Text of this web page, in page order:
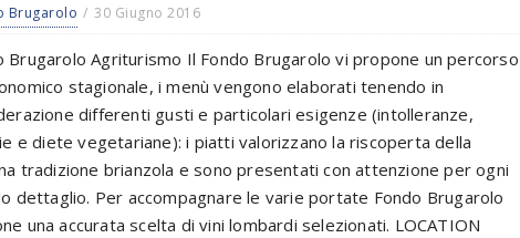
Brugarolo 30 Giugno 2016
Brugarolo Agriturismo Il Fondo Brugarolo vi propone un percorso
stagionale, i menù vengono elaborati tenendo in
differenti gusti e particolari esigenze (intolleranze,
e diete vegetariane): i piatti valorizzano la riscoperta della
tradizione brianzola e sono presentati con attenzione per ogni
dettaglio. Per accompagnare le varie portate Fondo Brugarolo
una accurata scelta di vini lombardi selezionati. LOCATION